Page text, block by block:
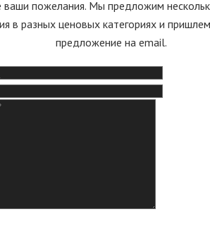
пожелания. Мы предложим
в разных ценовых категориях и
предложение на email.